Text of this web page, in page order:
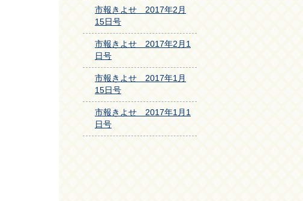
市報きよせ 2017年2月
15日号
市報きよせ 2017年2月1
日号
市報きよせ 2017年1月
15日号
市報きよせ 2017年1月1
日号